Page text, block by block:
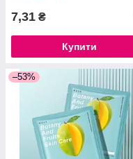
7,31 ₴
Купити
–53%